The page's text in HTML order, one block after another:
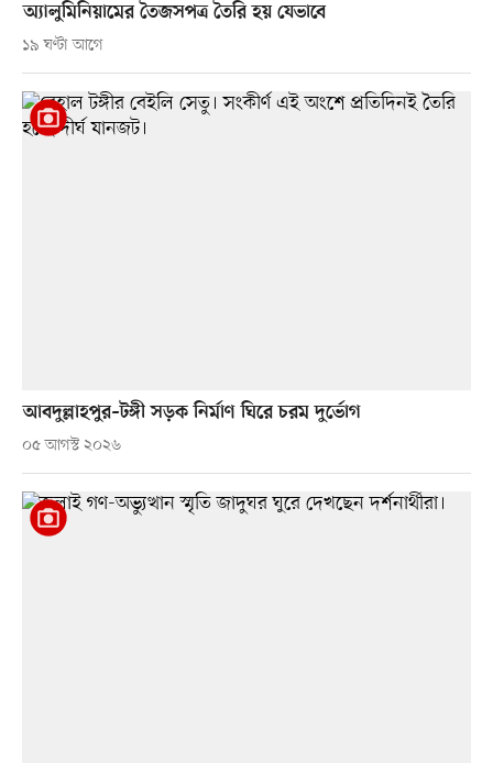
অ্যালুমিনিয়ামের তৈজসপত্র তৈরি হয় যেভাবে
১৯ ঘণ্টা আগে
আবদুল্লাহপুর–টঙ্গী সড়ক নির্মাণ ঘিরে চরম দুর্ভোগ
০৫ আগস্ট ২০২৬